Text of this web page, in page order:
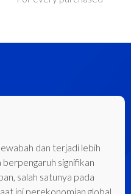
dan terjadi lebih
signifikan
salah satunya pada
ini perekonomian global